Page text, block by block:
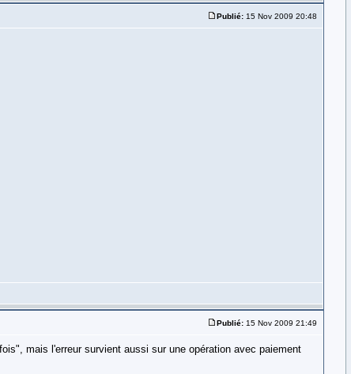
Publié: 15 Nov 2009 20:48
Publié: 15 Nov 2009 21:49
mais l'erreur survient aussi sur une opération avec paiement